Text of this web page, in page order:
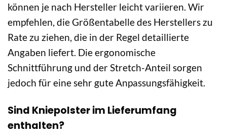
können je nach Hersteller leicht variieren. Wir
empfehlen, die Größentabelle des Herstellers zu
Rate zu ziehen, die in der Regel detaillierte
Angaben liefert. Die ergonomische
Schnittführung und der Stretch-Anteil sorgen
jedoch für eine sehr gute Anpassungsfähigkeit.
Sind Kniepolster im Lieferumfang
enthalten?